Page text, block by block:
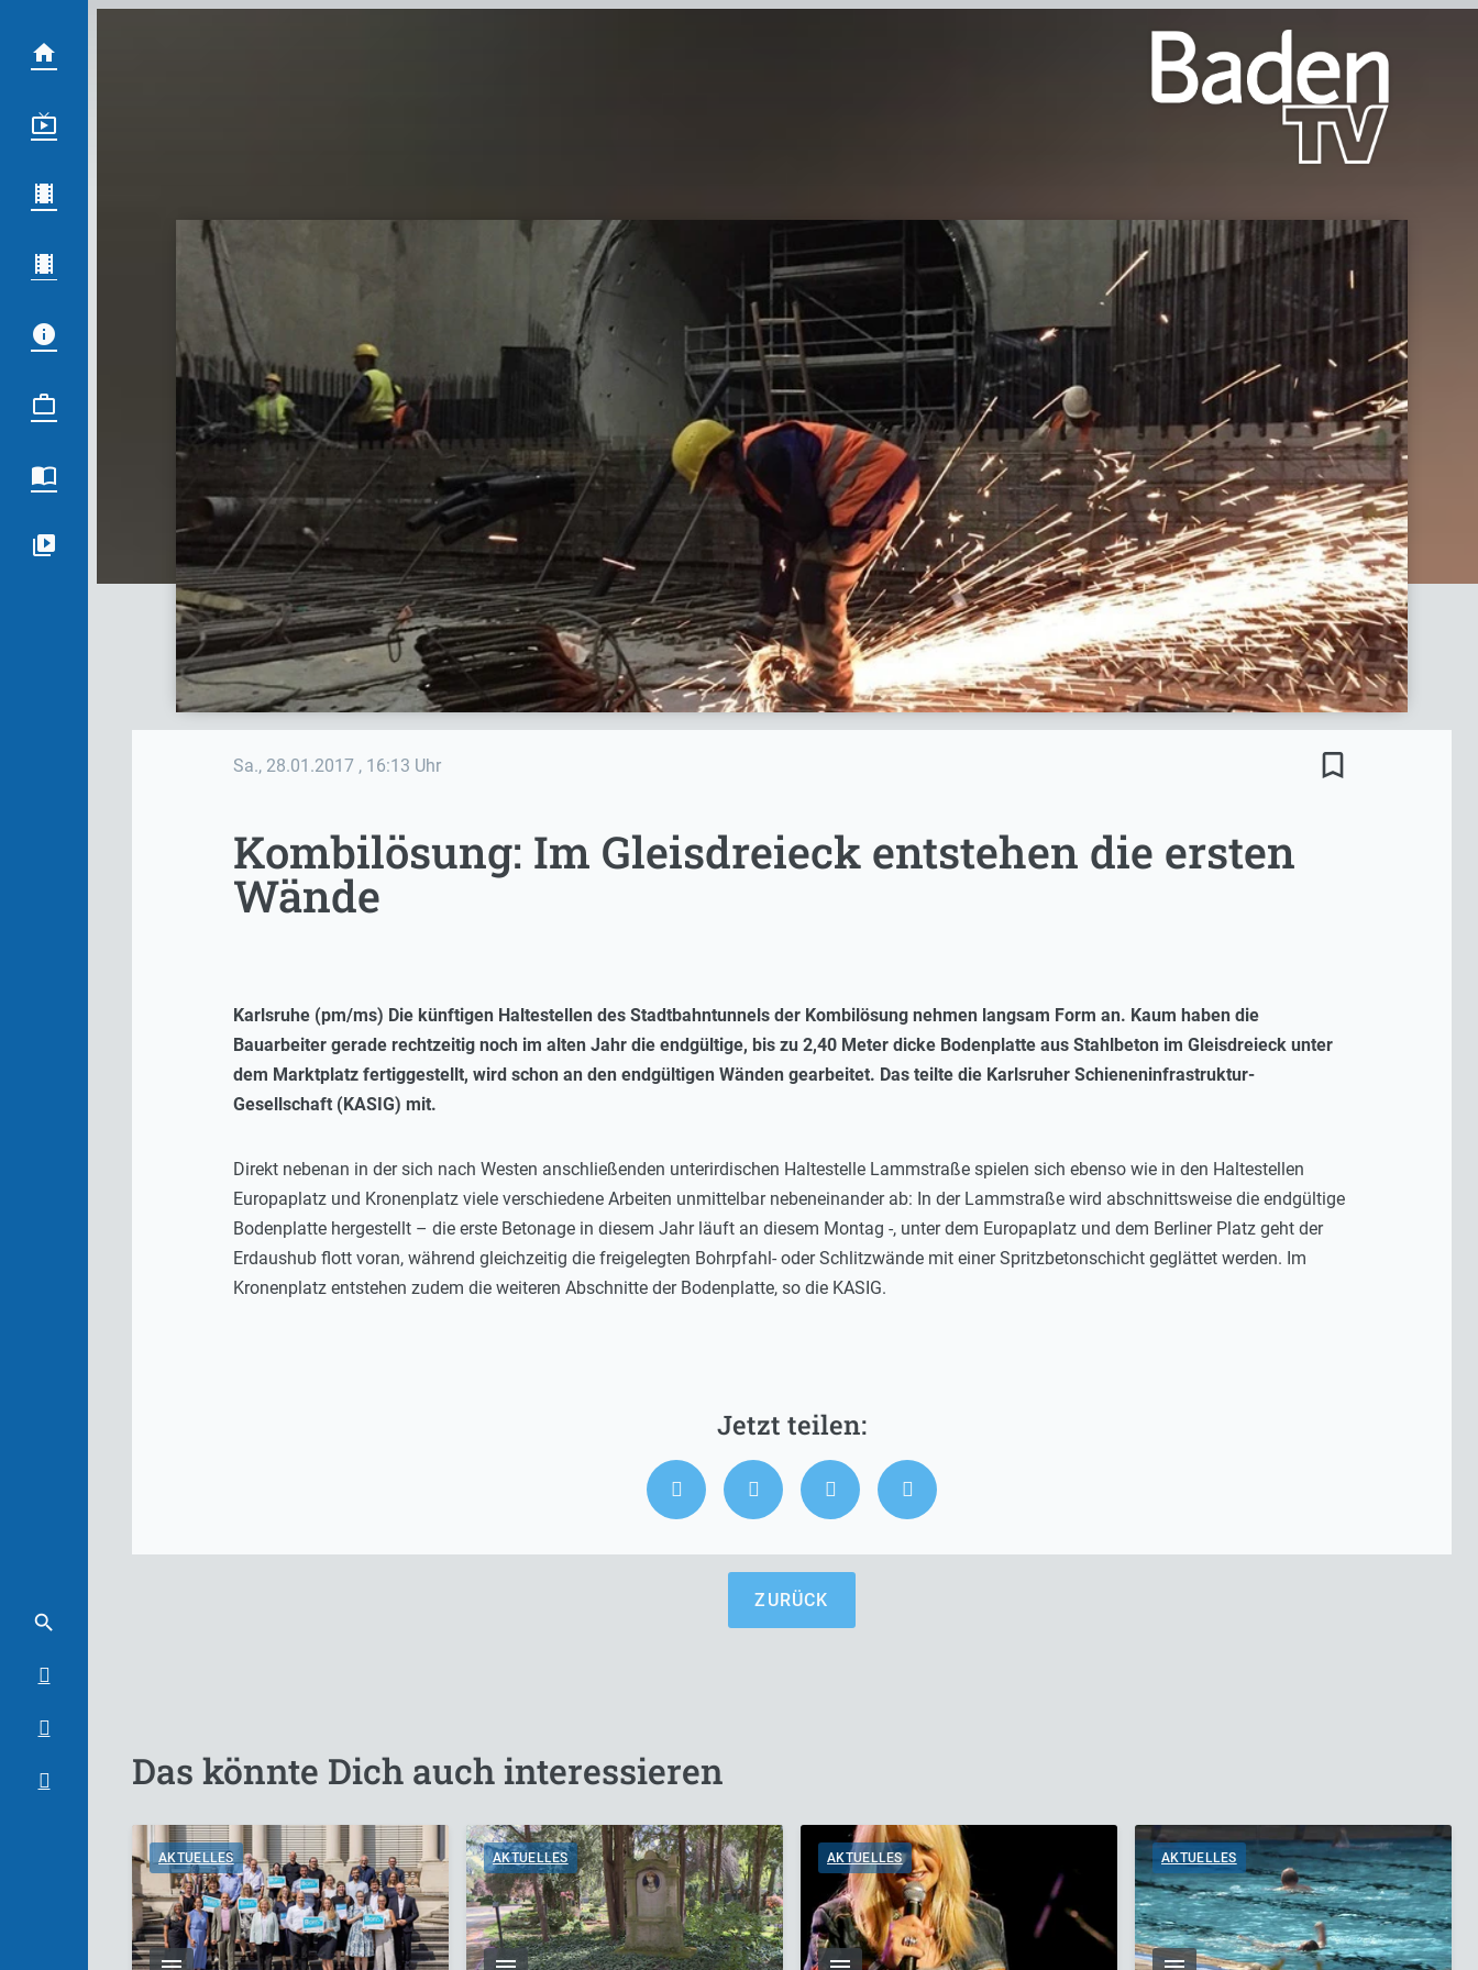
Sa., 28.01.2017 , 16:13 Uhr bookmark_border
Kombilösung: Im Gleisdreieck entstehen die ersten
Wände
Karlsruhe (pm/ms) Die künftigen Haltestellen des Stadtbahntunnels der Kombilösung nehmen langsam Form an. Kaum haben die
Bauarbeiter gerade rechtzeitig noch im alten Jahr die endgültige, bis zu 2,40 Meter dicke Bodenplatte aus Stahlbeton im Gleisdreieck unter
dem Marktplatz fertiggestellt, wird schon an den endgültigen Wänden gearbeitet. Das teilte die Karlsruher Schieneninfrastruktur-
Gesellschaft (KASIG) mit.
Direkt nebenan in der sich nach Westen anschließenden unterirdischen Haltestelle Lammstraße spielen sich ebenso wie in den Haltestellen
Europaplatz und Kronenplatz viele verschiedene Arbeiten unmittelbar nebeneinander ab: In der Lammstraße wird abschnittsweise die endgültige
Bodenplatte hergestellt – die erste Betonage in diesem Jahr läuft an diesem Montag -, unter dem Europaplatz und dem Berliner Platz geht der
Erdaushub flott voran, während gleichzeitig die freigelegten Bohrpfahl- oder Schlitzwände mit einer Spritzbetonschicht geglättet werden. Im
Kronenplatz entstehen zudem die weiteren Abschnitte der Bodenplatte, so die KASIG.
ZURÜCK
Das könnte Dich auch interessieren
AKTUELLES AKTUELLES AKTUELLES AKTUELLES